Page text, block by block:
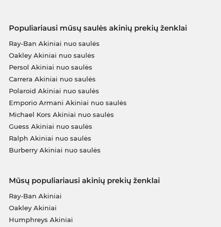
Populiariausi mūsų saulės akinių prekių ženklai
Ray-Ban Akiniai nuo saulės
Oakley Akiniai nuo saulės
Persol Akiniai nuo saulės
Carrera Akiniai nuo saulės
Polaroid Akiniai nuo saulės
Emporio Armani Akiniai nuo saulės
Michael Kors Akiniai nuo saulės
Guess Akiniai nuo saulės
Ralph Akiniai nuo saulės
Burberry Akiniai nuo saulės
Mūsų populiariausi akinių prekių ženklai
Ray-Ban Akiniai
Oakley Akiniai
Humphreys Akiniai